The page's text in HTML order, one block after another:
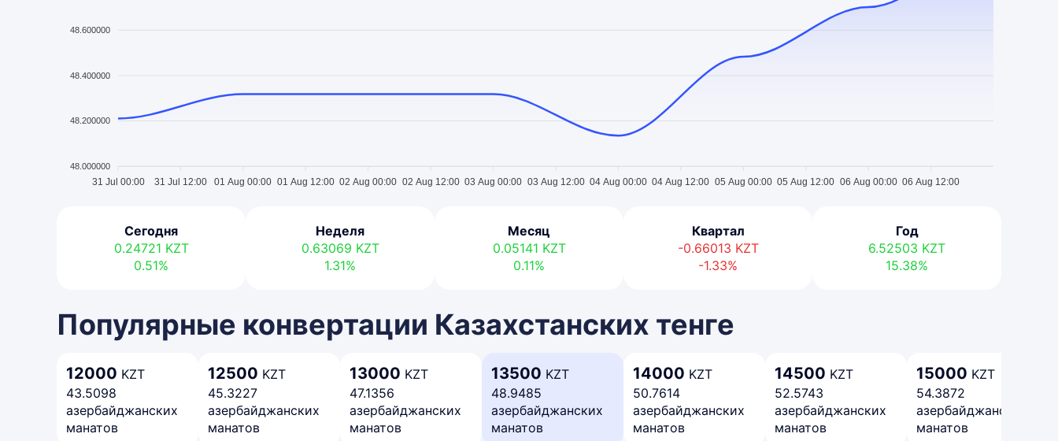
48.600000
48.400000
48.200000
48.000000
31 Jul 00:00 31 Jul 12:00 01 Aug 00:00 01 Aug 12:00 02 Aug 00:00 02 Aug 12:00 03 Aug 00:00 03 Aug 12:00 04 Aug 00:00 04 Aug 12:00 05 Aug 00:00 05 Aug 12:00 06 Aug 00:00 06 Aug 12:00
Сегодня
0.24721 KZT
0.51%
Неделя
0.63069 KZT
1.31%
Месяц
0.05141 KZT
0.11%
Квартал
-0.66013 KZT
-1.33%
Год
6.52503 KZT
15.38%
Популярные конвертации Казахстанских тенге
12000 KZT
43.5098
азербайджанских
манатов
12500 KZT
45.3227
азербайджанских
манатов
13000 KZT
47.1356
азербайджанских
манатов
13500 KZT
48.9485
азербайджанских
манатов
14000 KZT
50.7614
азербайджанских
манатов
14500 KZT
52.5743
азербайджанских
манатов
15000 KZT
54.3872
азербайджанских
манатов